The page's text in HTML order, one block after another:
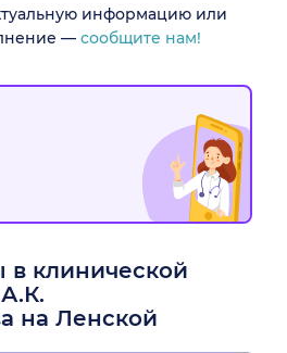
информацию или
— сообщите нам!
в клинической
на Ленской